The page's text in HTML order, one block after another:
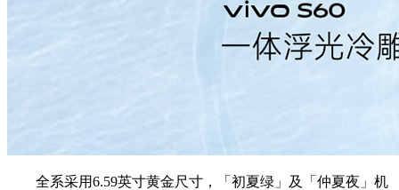
全系采用6.59英寸黄金尺寸，「初夏绿」及「仲夏夜」机